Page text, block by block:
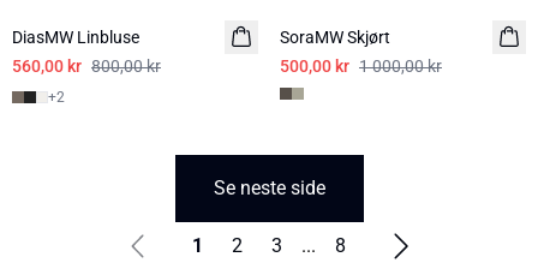
LIN
DiasMW Linbluse
560,00 kr 800,00 kr
+2
SoraMW Skjørt
500,00 kr 1 000,00 kr
Se neste side
1 2 3 ... 8